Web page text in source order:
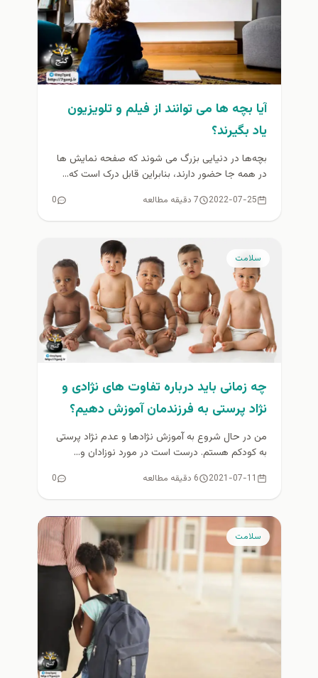
آیا بچه ها می توانند از فیلم و تلویزیون
یاد بگیرند؟
بچه‌ها در دنیایی بزرگ می‌ شوند که صفحه‌ نمایش‌ ها
در همه جا حضور دارند، بنابراین قابل درک است که...
2022-07-25 7 دقیقه مطالعه 0
سلامت
چه زمانی باید درباره تفاوت های نژادی و
نژاد پرستی به فرزندمان آموزش دهیم؟
من در حال شروع به آموزش نژادها و عدم نژاد پرستی
به کودکم هستم. درست است در مورد نوزادان و...
2021-07-11 6 دقیقه مطالعه 0
سلامت